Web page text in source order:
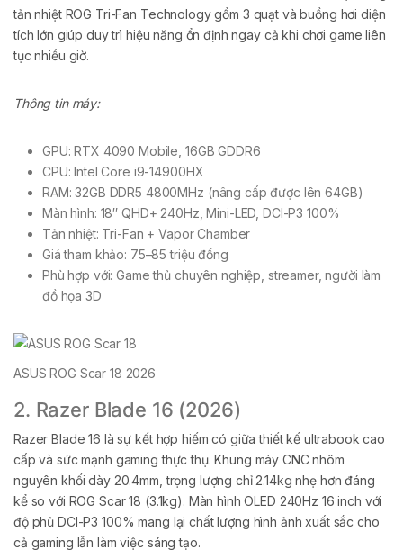
tản nhiệt ROG Tri-Fan Technology gồm 3 quạt và buồng hơi diện
tích lớn giúp duy trì hiệu năng ổn định ngay cả khi chơi game liên
tục nhiều giờ.
Thông tin máy:
GPU: RTX 4090 Mobile, 16GB GDDR6
CPU: Intel Core i9-14900HX
RAM: 32GB DDR5 4800MHz (nâng cấp được lên 64GB)
Màn hình: 18″ QHD+ 240Hz, Mini-LED, DCI-P3 100%
Tản nhiệt: Tri-Fan + Vapor Chamber
Giá tham khảo: 75–85 triệu đồng
Phù hợp với: Game thủ chuyên nghiệp, streamer, người làm
đồ họa 3D
ASUS ROG Scar 18 2026
2. Razer Blade 16 (2026)
Razer Blade 16 là sự kết hợp hiếm có giữa thiết kế ultrabook cao
cấp và sức mạnh gaming thực thụ. Khung máy CNC nhôm
nguyên khối dày 20.4mm, trọng lượng chỉ 2.14kg nhẹ hơn đáng
kể so với ROG Scar 18 (3.1kg). Màn hình OLED 240Hz 16 inch với
độ phủ DCI-P3 100% mang lại chất lượng hình ảnh xuất sắc cho
cả gaming lẫn làm việc sáng tạo.